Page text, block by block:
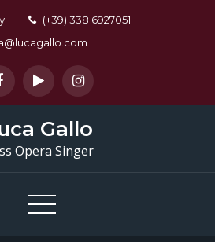
(+39) 338 6927051
Gallo
Opera Singer